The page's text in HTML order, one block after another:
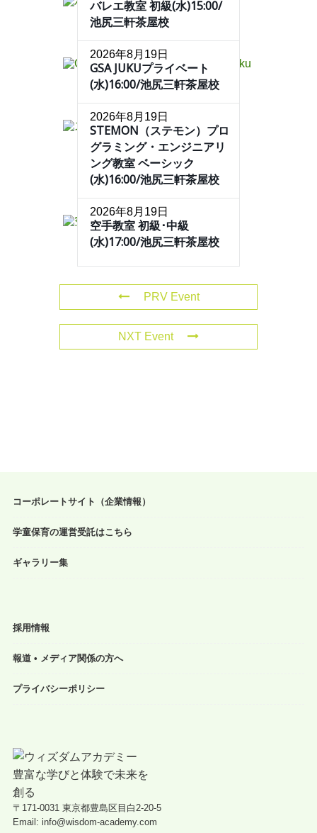
バレエ教室 初級(水)15:00/
池尻三軒茶屋校
2026年8月19日
GSA JUKUプライベート
(水)16:00/池尻三軒茶屋校
2026年8月19日
STEMON（ステモン）プロ
グラミング・エンジニアリ
ング教室 ベーシック
(水)16:00/池尻三軒茶屋校
2026年8月19日
空手教室 初級･中級
(水)17:00/池尻三軒茶屋校
PRV Event
NXT Event
コーポレートサイト（企業情報）
学童保育の運営受託はこちら
ギャラリー集
採用情報
報道 • メディア関係の方へ
プライバシーポリシー
〒171-0031 東京都豊島区目白2-20-5
Email: info@wisdom-academy.com